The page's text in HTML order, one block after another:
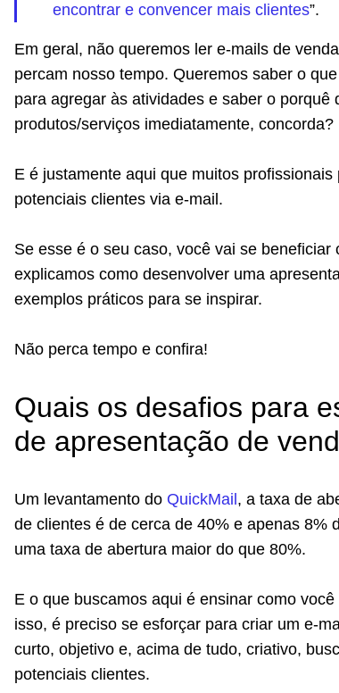
encontrar e convencer mais clientes”.
Em geral, não queremos ler e-mails de
percam nosso tempo. Queremos saber o
para agregar às atividades e saber o porquê
produtos/serviços imediatamente, concorda?
E é justamente aqui que muitos
potenciais clientes via e-mail.
Se esse é o seu caso, você vai se beneficiar
explicamos como desenvolver uma
exemplos práticos para se inspirar.
Não perca tempo e confira!
Quais os desafios para
de apresentação de
Um levantamento do QuickMail , a taxa de
de clientes é de cerca de 40% e apenas 8%
uma taxa de abertura maior do que 80%.
E o que buscamos aqui é ensinar como
isso, é preciso se esforçar para criar um e-
curto, objetivo e, acima de tudo, criativo,
potenciais clientes.